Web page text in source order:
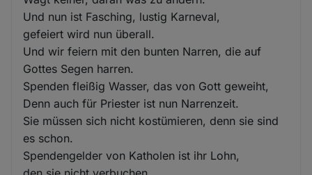
Und nun ist Fasching, lustig Karneval,
gefeiert wird nun überall.
Und wir feiern mit den bunten Narren, die auf
Gottes Segen harren.
Spenden fleißig Wasser, das von Gott geweiht,
Denn auch für Priester ist nun Narrenzeit.
Sie müssen sich nicht kostümieren, denn sie sind
es schon.
Spendengelder von Katholen ist ihr Lohn,